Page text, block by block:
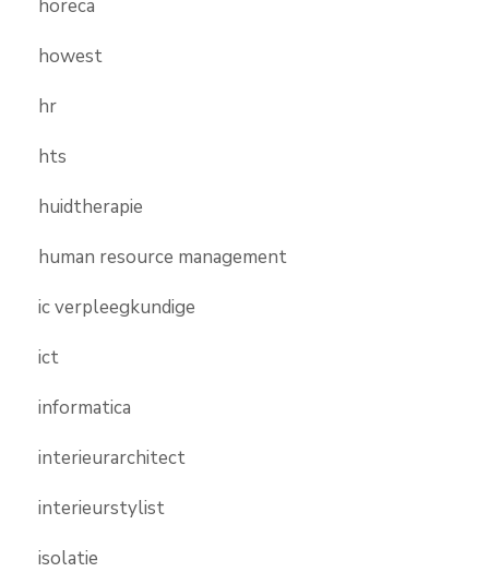
horeca
howest
hr
hts
huidtherapie
human resource management
ic verpleegkundige
ict
informatica
interieurarchitect
interieurstylist
isolatie